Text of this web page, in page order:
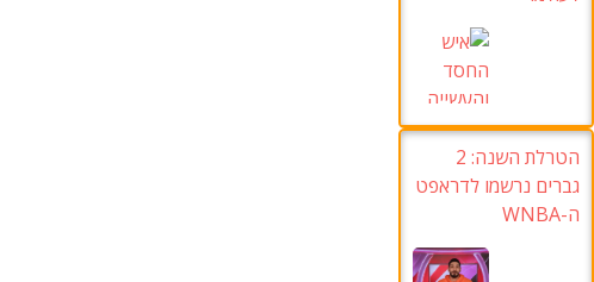
הטרלת השנה: 2
גברים נרשמו לדראפט
ה-WNBA